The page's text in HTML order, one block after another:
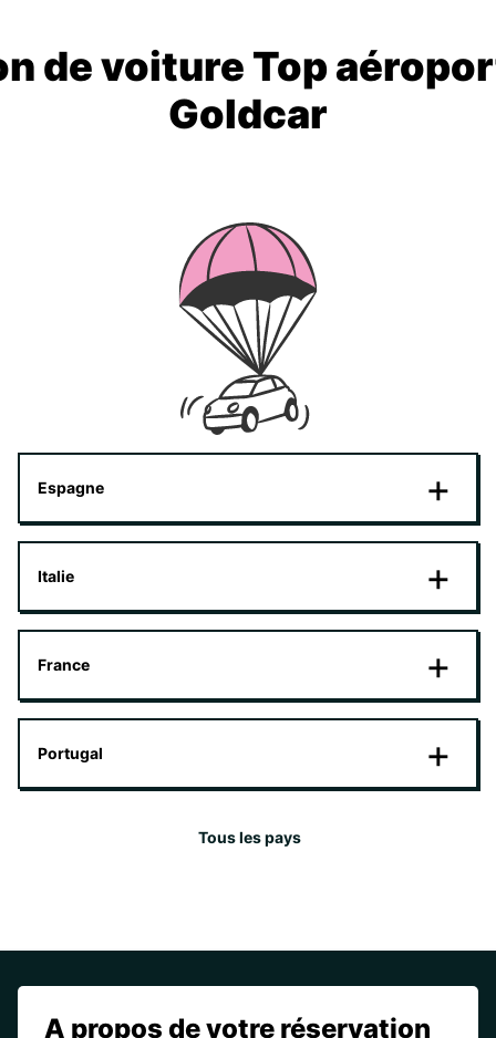
de voiture Top
Goldcar
Espagne
Italie
France
Portugal
Tous les pays
A propos de votre réservation